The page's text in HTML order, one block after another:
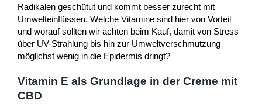
Radikalen geschütut und kommt besser zurecht mit
Umwelteinflüssen. Welche Vitamine sind hier von Vorteil
und worauf sollten wir achten beim Kauf, damit von Stress
über UV-Strahlung bis hin zur Umweltverschmutzung
möglichst wenig in die Epidermis dringt?
Vitamin E als Grundlage in der Creme mit
CBD